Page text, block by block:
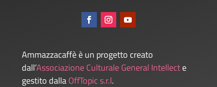
Ammazzacaffè è un progetto creato
dall’Associazione Culturale General Intellecte
gestito dallaOffTopic s.r.l.